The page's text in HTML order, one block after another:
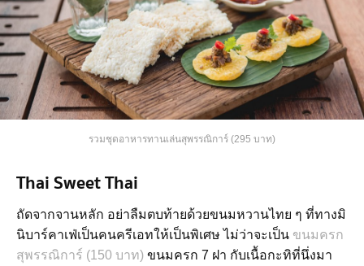
รวมชุดอาหารทานเล่นสุพรรณิการ์ (295 บาท)
Thai Sweet Thai
ถัดจากจานหลัก อย่าลืมตบท้ายด้วยขนมหวานไทย ๆ ที่ทางมิ
นิบาร์คาเฟ่เป็นคนครีเอทให้เป็นพิเศษ ไม่ว่าจะเป็น ขนมครก
สุพรรณิการ์ (150 บาท) ขนมครก 7 ฝา กับเนื้อกะทิที่นึ่งมา